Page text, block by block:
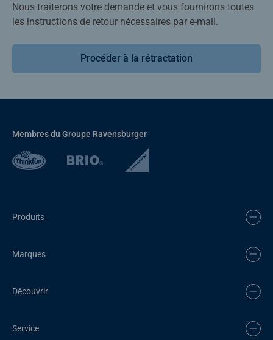
Nous traiterons votre demande et vous fournirons toutes
les instructions de retour nécessaires par e-mail.
Procéder à la rétractation
Membres du Groupe Ravensburger
Produits
Marques
Découvrir
Service